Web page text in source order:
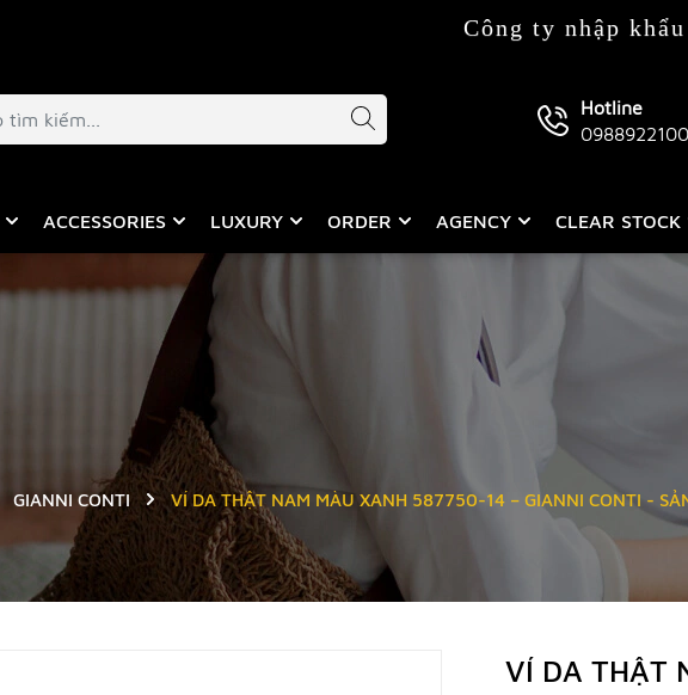
Công ty nhập khẩu & phân
Hotline
0988922100
ACCESSORIES LUXURY ORDER AGENCY CLEAR STOCK
GIANNI CONTI VÍ DA THẬT NAM MÀU XANH 587750-14 – GIANNI CONTI -
VÍ DA THẬT